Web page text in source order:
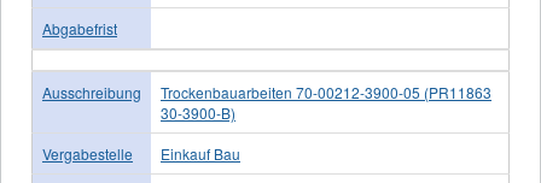
Abgabefrist
Ausschreibung
Trockenbauarbeiten 70-00212-3900-05 (PR11863
30-3900-B)
Vergabestelle
Einkauf Bau